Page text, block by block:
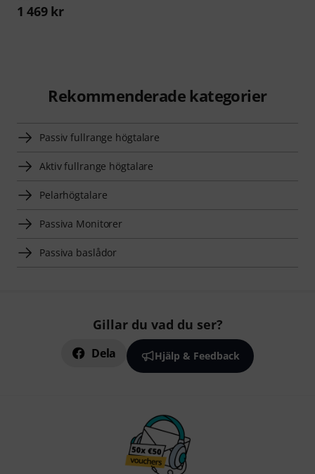
1 469 kr
Rekommenderade kategorier
Passiv fullrange högtalare
Aktiv fullrange högtalare
Pelarhögtalare
Passiva Monitorer
Passiva baslådor
Gillar du vad du ser?
Dela Hjälp & Feedback